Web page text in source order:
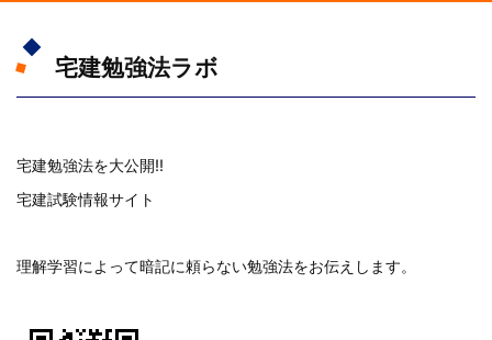
宅建勉強法ラボ
宅建勉強法を大公開!!
宅建試験情報サイト
理解学習によって暗記に頼らない勉強法をお伝えします。